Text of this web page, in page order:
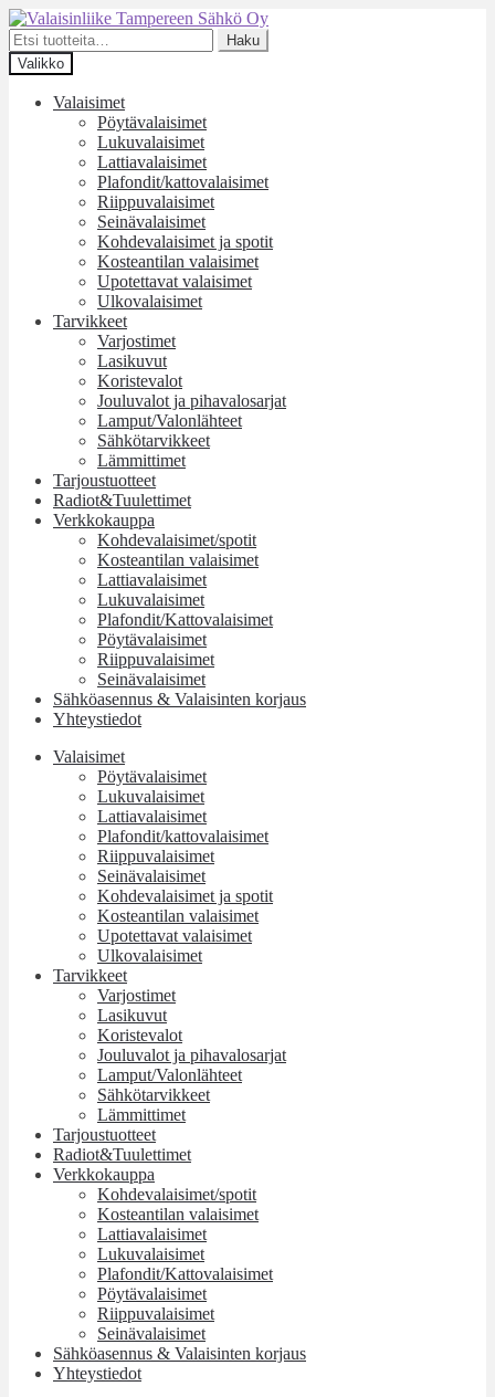
Siirry
navigointiin
Siirry
sisältöön
Etsi:
Haku
Valikko
Valaisimet
Pöytävalaisimet
Lukuvalaisimet
Lattiavalaisimet
Plafondit/kattovalaisimet
Riippuvalaisimet
Seinävalaisimet
Kohdevalaisimet ja spotit
Kosteantilan valaisimet
Upotettavat valaisimet
Ulkovalaisimet
Tarvikkeet
Varjostimet
Lasikuvut
Koristevalot
Jouluvalot ja pihavalosarjat
Lamput/Valonlähteet
Sähkötarvikkeet
Lämmittimet
Tarjoustuotteet
Radiot&Tuulettimet
Verkkokauppa
Kohdevalaisimet/spotit
Kosteantilan valaisimet
Lattiavalaisimet
Lukuvalaisimet
Plafondit/Kattovalaisimet
Pöytävalaisimet
Riippuvalaisimet
Seinävalaisimet
Sähköasennus & Valaisinten korjaus
Yhteystiedot
Valaisimet
Pöytävalaisimet
Lukuvalaisimet
Lattiavalaisimet
Plafondit/kattovalaisimet
Riippuvalaisimet
Seinävalaisimet
Kohdevalaisimet ja spotit
Kosteantilan valaisimet
Upotettavat valaisimet
Ulkovalaisimet
Tarvikkeet
Varjostimet
Lasikuvut
Koristevalot
Jouluvalot ja pihavalosarjat
Lamput/Valonlähteet
Sähkötarvikkeet
Lämmittimet
Tarjoustuotteet
Radiot&Tuulettimet
Verkkokauppa
Kohdevalaisimet/spotit
Kosteantilan valaisimet
Lattiavalaisimet
Lukuvalaisimet
Plafondit/Kattovalaisimet
Pöytävalaisimet
Riippuvalaisimet
Seinävalaisimet
Sähköasennus & Valaisinten korjaus
Yhteystiedot